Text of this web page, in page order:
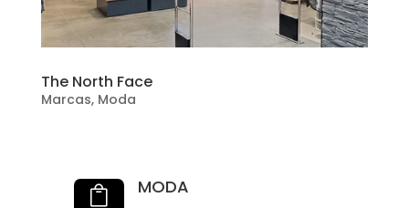
The North Face
Marcas, Moda
 MODA